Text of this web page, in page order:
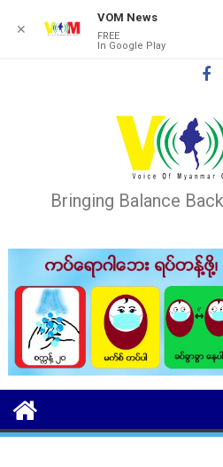
Bringing Balance
✕
VOM News
FREE
In Google Play